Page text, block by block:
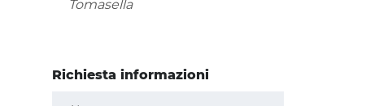
Richiesta informazioni